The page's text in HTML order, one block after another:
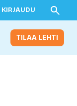
KIRJAUDU
TILAA LEHTI